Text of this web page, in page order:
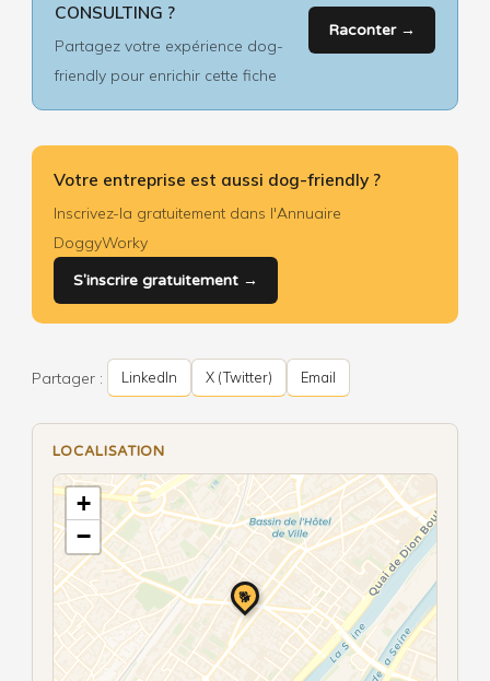
CONSULTING ?
Partagez votre expérience dog-
friendly pour enrichir cette fiche
Raconter →
Votre entreprise est aussi dog-friendly ?
Inscrivez-la gratuitement dans l'Annuaire
DoggyWorky
S'inscrire gratuitement →
Partager : LinkedIn X (Twitter) Email
LOCALISATION
🐕
+
−